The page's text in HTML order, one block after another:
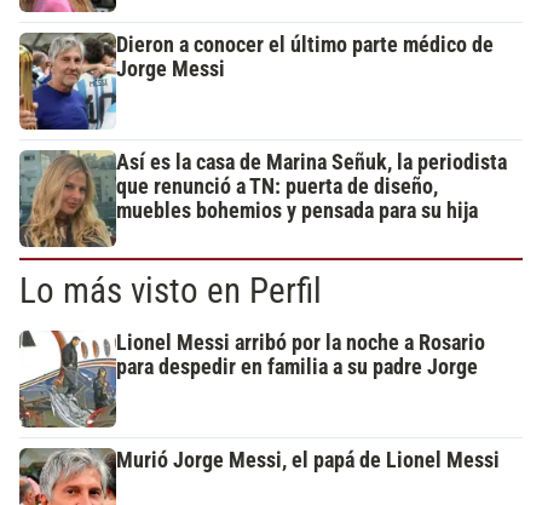
Dieron a conocer el último parte médico de
Jorge Messi
Así es la casa de Marina Señuk, la periodista
que renunció a TN: puerta de diseño,
muebles bohemios y pensada para su hija
Lo más visto en Perfil
Lionel Messi arribó por la noche a Rosario
para despedir en familia a su padre Jorge
Murió Jorge Messi, el papá de Lionel Messi